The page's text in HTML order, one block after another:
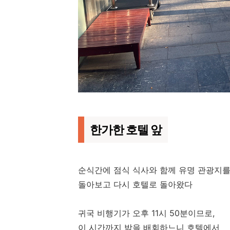
한가한 호텔 앞
순식간에 점식 식사와 함께 유명 관광지를
돌아보고 다시 호텔로 돌아왔다
귀국 비행기가 오후 11시 50분이므로,
이 시간까지 밖을 배회하느니 호텔에서